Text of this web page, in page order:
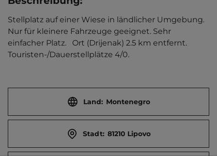
Stellplatz auf einer Wiese in ländlicher Umgebung.
Nur für kleinere Fahrzeuge geeignet. Sehr
einfacher Platz.   Ort (Drijenak) 2.5 km entfernt.
Touristen-/Dauerstellplätze 4/0.
Land: Montenegro
Stadt: 81210 Lipovo